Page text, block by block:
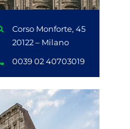
Corso Monforte, 45
20122 – Milano
0039 02 40703019